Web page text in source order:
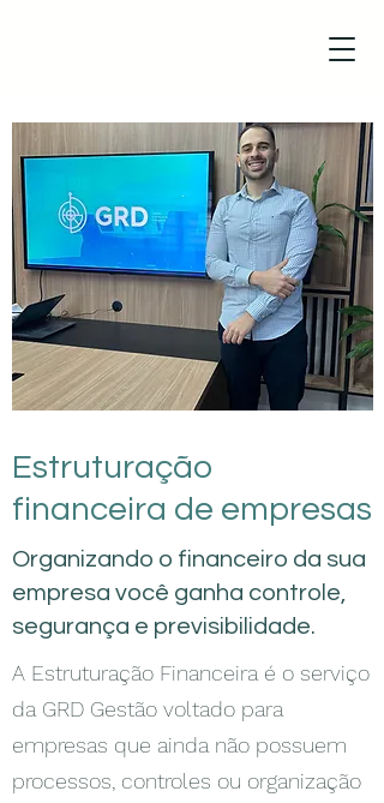
Estruturação
financeira de empresas
Organizando o financeiro da sua
empresa você ganha controle,
segurança e previsibilidade.
A Estruturação Financeira é o serviço
da GRD Gestão voltado para
empresas que ainda não possuem
processos, controles ou organização